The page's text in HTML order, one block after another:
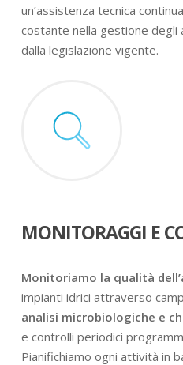
un’assistenza tecnica
costante nella gestione
dalla legislazione vigente.
MONITORAGGI E
Monitoriamo la qualità
impianti idrici attraverso
analisi microbiologiche e
e controlli periodici
Pianifichiamo ogni attività in